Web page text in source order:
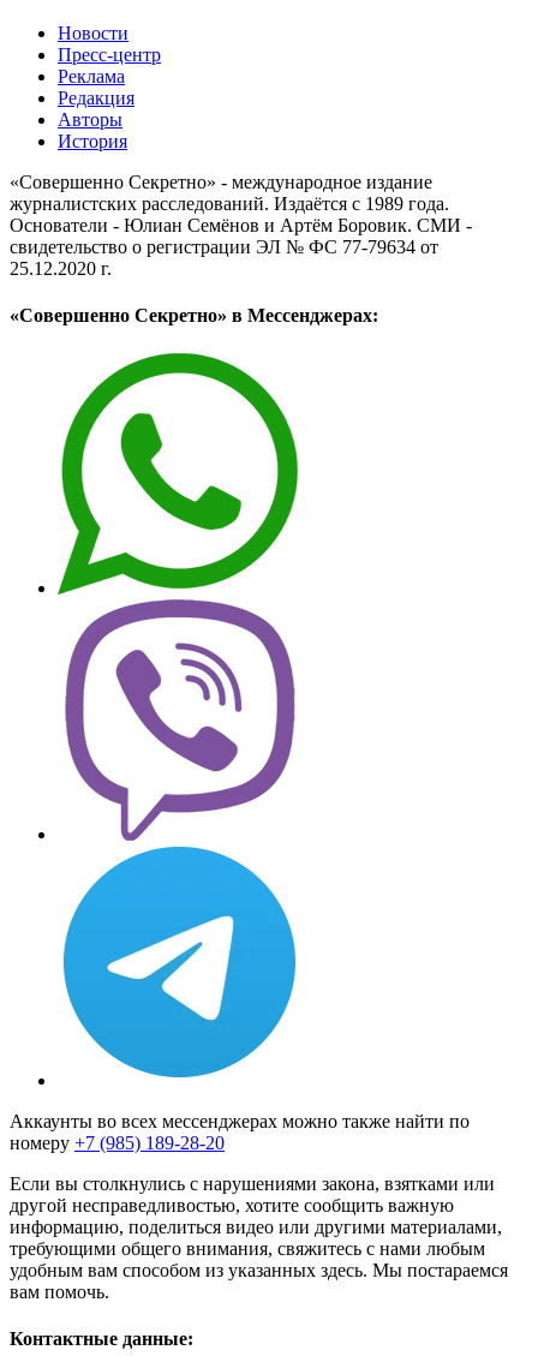
Новости
Пресс-центр
Реклама
Редакция
Авторы
История
«Совершенно Секретно» - международное издание
журналистских расследований. Издаётся с 1989 года.
Основатели - Юлиан Семёнов и Артём Боровик. CМИ -
свидетельство о регистрации ЭЛ № ФС 77-79634 от
25.12.2020 г.
«Совершенно Секретно» в Мессенджерах:
Аккаунты во всех мессенджерах можно также найти по
номеру +7 (985) 189-28-20
Если вы столкнулись с нарушениями закона, взятками или
другой несправедливостью, хотите сообщить важную
информацию, поделиться видео или другими материалами,
требующими общего внимания, свяжитесь с нами любым
удобным вам способом из указанных здесь. Мы постараемся
вам помочь.
Контактные данные: